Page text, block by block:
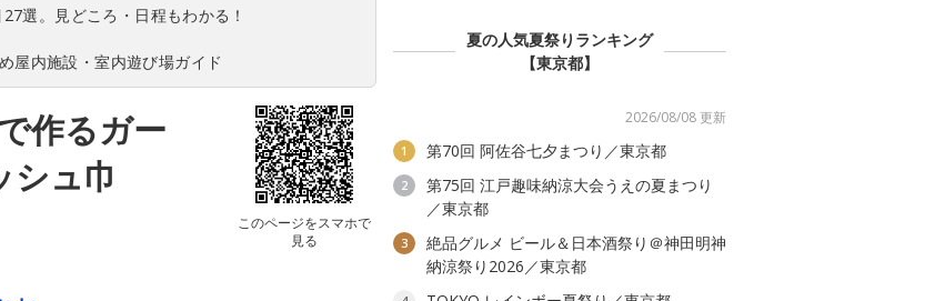
選。見どころ・日程もわかる！
屋内施設・室内遊び場ガイド
作るガー
シュ巾
このページをスマホで
見る
夏の人気夏祭りランキング
【東京都】
2026/08/08 更新
1 第70回 阿佐谷七夕まつり／東京都
2
第75回 江戸趣味納涼大会うえの夏まつり
／東京都
3
絶品グルメ ビール＆日本酒祭り＠神田明神
納涼祭り2026／東京都